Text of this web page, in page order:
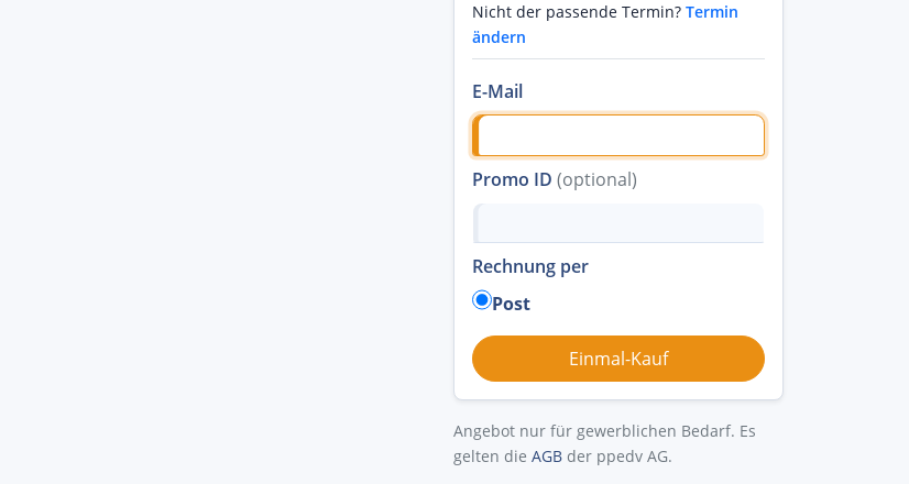
Nicht der passende Termin? Termin
ändern
E-Mail
Promo ID (optional)
Rechnung per
Post
Angebot nur für gewerblichen Bedarf. Es
gelten die AGB der ppedv AG.